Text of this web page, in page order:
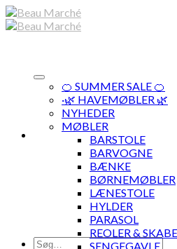
Skip
to
Søg
🍊 SUMMER SALE 🍊
·🌿 HAVEMØBLER 🌿
NYHEDER
MØBLER
BARSTOLE
BARVOGNE
BÆNKE
BØRNEMØBLER
LÆNESTOLE
HYLDER
PARASOL
REOLER & SKABE
SENGEGAVLE